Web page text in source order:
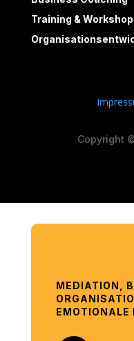
Training &
Copyright
MEDIATION,
EMOTIONALE